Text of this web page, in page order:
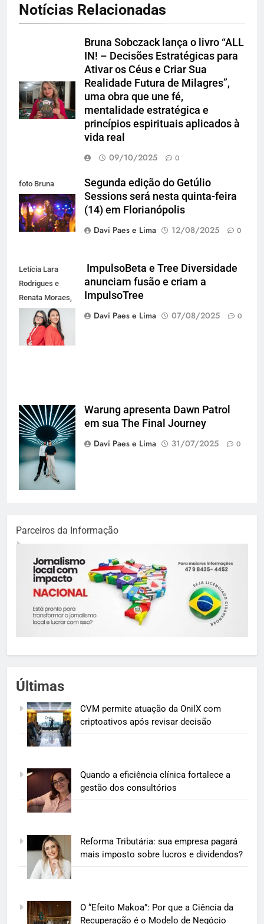
Notícias Relacionadas
Bruna Sobczack lança o livro “ALL
IN! – Decisões Estratégicas para
Ativar os Céus e Criar Sua
Realidade Futura de Milagres”,
uma obra que une fé,
mentalidade estratégica e
princípios espirituais aplicados à
vida real
09/10/2025
0
foto Bruna
Silveira
Segunda edição do Getúlio
Sessions será nesta quinta-feira
(14) em Florianópolis
Davi Paes e Lima
12/08/2025 0
Letícia Lara
Rodrigues e
Renata Moraes,
da ImpulsoTree
(Foto
Divulgação)
ImpulsoBeta e Tree Diversidade
anunciam fusão e criam a
ImpulsoTree
Davi Paes e Lima
07/08/2025 0
Maz e antdot
(Foto
@euandrequeiroz)
Warung apresenta Dawn Patrol
em sua The Final Journey
Davi Paes e Lima
31/07/2025 0
Parceiros da Informação
Últimas
CVM permite atuação da OnilX com
criptoativos após revisar decisão
Quando a eficiência clínica fortalece a
gestão dos consultórios
Reforma Tributária: sua empresa pagará
mais imposto sobre lucros e dividendos?
O “Efeito Makoa”: Por que a Ciência da
Recuperação é o Modelo de Negócio